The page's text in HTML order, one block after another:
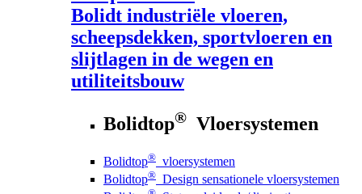
Bolidt industriële vloeren,
scheepsdekken, sportvloeren en
slijtlagen in de wegen en
utiliteitsbouw
Bolidtop® Vloersystemen
Bolidtop® vloersystemen
Bolidtop® Design sensationele vloersystemen